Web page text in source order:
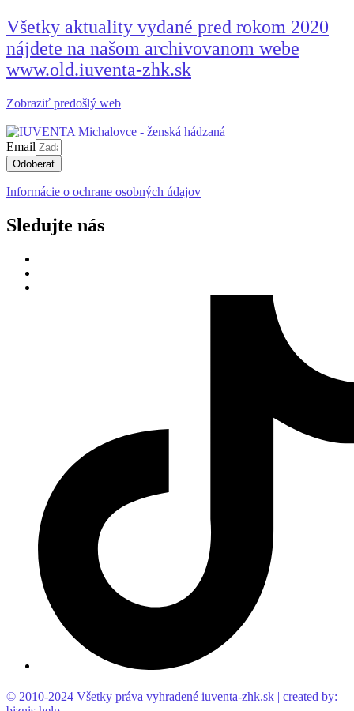
Všetky aktuality vydané pred rokom 2020
nájdete na našom archivovanom webe
www.old.iuventa-zhk.sk
Zobraziť predošlý web
Email
Odoberať
Informácie o ochrane osobných údajov
Sledujte nás
© 2010-2024 Všetky práva vyhradené iuventa-zhk.sk | created by: